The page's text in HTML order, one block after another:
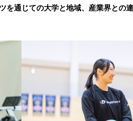
通じての大学と地域、産業界との